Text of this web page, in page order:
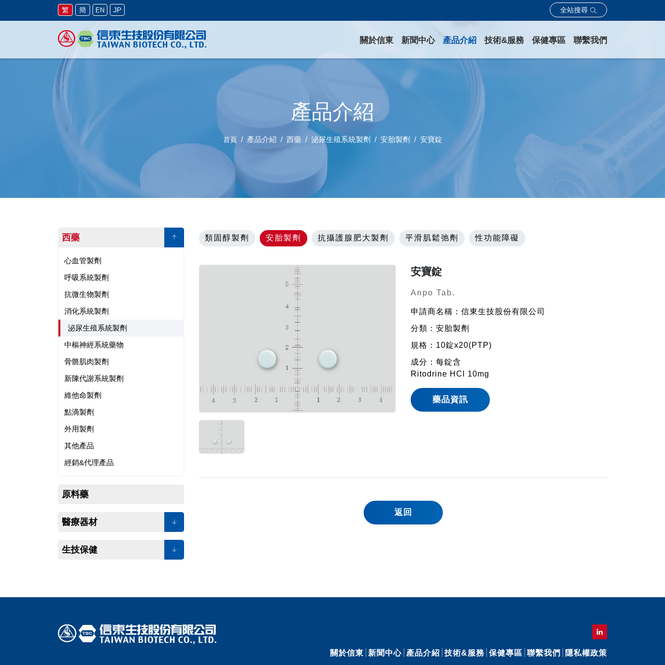
繁 簡 EN JP 全站搜尋
關於信東 新聞中心 產品介紹 技術&服務 保健專區 聯繫我們
產品介紹
首頁 產品介紹 西藥 泌尿生殖系統製劑 安胎製劑 安寶錠
西藥
心血管製劑
呼吸系統製劑
抗微生物製劑
消化系統製劑
泌尿生殖系統製劑
中樞神經系統藥物
骨骼肌肉製劑
新陳代謝系統製劑
維他命製劑
點滴製劑
外用製劑
其他產品
經銷&代理產品
原料藥
醫療器材
生技保健
類固醇製劑 安胎製劑 抗攝護腺肥大製劑 平滑肌鬆弛劑 性功能障礙
安寶錠
Anpo Tab.
申請商名稱：信東生技股份有限公司
分類：安胎製劑
規格：10錠x20(PTP)
成分：每錠含
Ritodrine HCl 10mg
藥品資訊
返回
關於信東 新聞中心 產品介紹 技術&服務 保健專區 聯繫我們 隱私權政策